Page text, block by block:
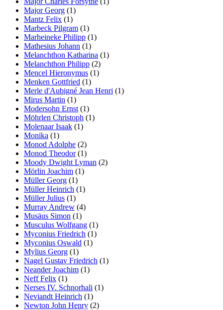
Major Georg (1)
Mantz Felix (1)
Marbeck Pilgram (1)
Marheineke Philipp (1)
Mathesius Johann (1)
Melanchthon Katharina (1)
Melanchthon Philipp (2)
Mencel Hieronymus (1)
Menken Gottfried (1)
Merle d'Aubigné Jean Henri (1)
Mirus Martin (1)
Modersohn Ernst (1)
Möhrlen Christoph (1)
Molenaar Isaak (1)
Monika (1)
Monod Adolphe (2)
Monod Theodor(1)
Moody Dwight Lyman (2)
Mörlin Joachim (1)
Müller Georg (1)
Müller Heinrich (1)
Müller Julius (1)
Murray Andrew (4)
Musäus Simon (1)
Musculus Wolfgang (1)
Myconius Friedrich (1)
Myconius Oswald (1)
Mylius Georg (1)
Nagel Gustav Friedrich (1)
Neander Joachim (1)
Neff Felix (1)
Nerses IV. Schnorhali (1)
Neviandt Heinrich (1)
Newton John Henry (2)